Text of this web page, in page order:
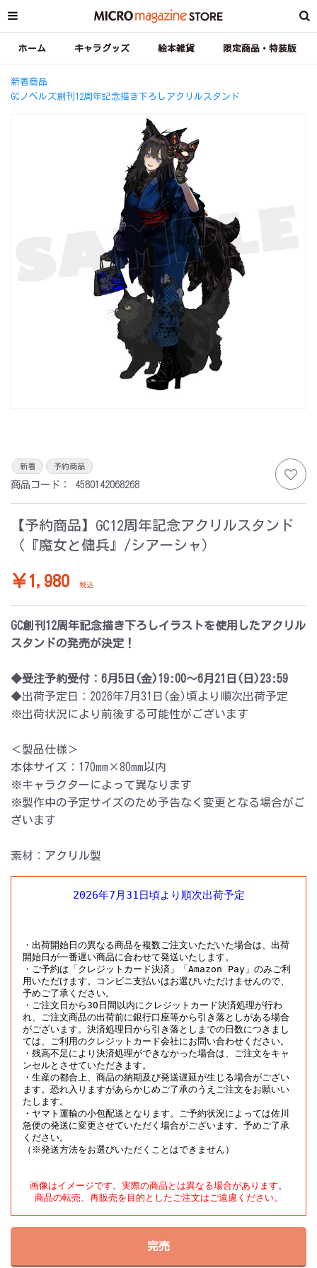
ホーム キャラグッズ 絵本雑貨 限定商品・特装版
新着商品
GCノベルズ創刊12周年記念描き下ろしアクリルスタンド
新着 予約商品
商品コード： 4580142068268
【予約商品】GC12周年記念アクリルスタンド
（『魔女と傭兵』/シアーシャ）
￥1,980 税込
GC創刊12周年記念描き下ろしイラストを使用したアクリル
スタンドの発売が決定！
◆受注予約受付：6月5日(金)19:00～6月21日(日)23:59
◆出荷予定日：2026年7月31日(金)頃より順次出荷予定
※出荷状況により前後する可能性がございます
＜製品仕様＞
本体サイズ：170mm×80mm以内
※キャラクターによって異なります
※製作中の予定サイズのため予告なく変更となる場合がご
ざいます
素材：アクリル製
2026年7月31日頃より順次出荷予定
・出荷開始日の異なる商品を複数ご注文いただいた場合は、出荷
開始日が一番遅い商品に合わせて発送いたします。
・ご予約は「クレジットカード決済」「Amazon Pay」のみご利
用いただけます。コンビニ支払いはお選びいただけませんので、
予めご了承ください。
・ご注文日から30日間以内にクレジットカード決済処理が行わ
れ、ご注文商品の出荷前に銀行口座等から引き落としがある場合
がございます。決済処理日から引き落としまでの日数につきまし
ては、ご利用のクレジットカード会社にお問い合わせください。
・残高不足により決済処理ができなかった場合は、ご注文をキャ
ンセルとさせていただきます。
・生産の都合上、商品の納期及び発送遅延が生じる場合がござい
ます。恐れ入りますがあらかじめご了承のうえご注文をお願いい
たします。
・ヤマト運輸の小包配送となります。ご予約状況によっては佐川
急便の発送に変更させていただく場合がございます。予めご了承
ください。
（※発送方法をお選びいただくことはできません）
画像はイメージです。実際の商品とは異なる場合があります。
商品の転売、再販売を目的としたご注文はご遠慮ください。
完売